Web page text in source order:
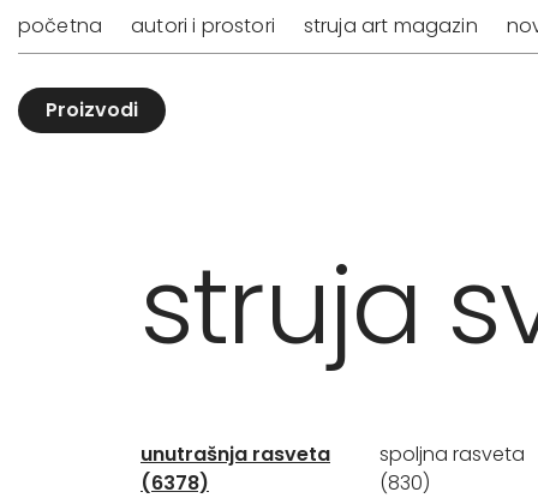
početna autori i prostori struja art magazin
Proizvodi
struja
unutrašnja rasveta
(6378)
spoljna rasveta
(830)